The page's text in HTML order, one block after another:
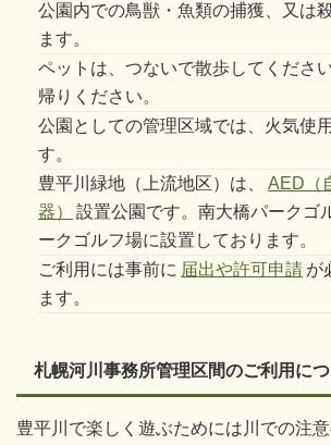
公園内での鳥獣・魚類の捕獲、又は
ます。
ペットは、つないで散歩してくださ
帰りください。
公園としての管理区域では、火気使
す。
豊平川緑地（上流地区）は、
AED（
器）
設置公園です。南大橋パークゴ
ークゴルフ場に設置しております。
ご利用には事前に 届出や許可申請 が
ます。
札幌河川事務所管理区間のご利用に
豊平川で楽しく遊ぶためには川での注